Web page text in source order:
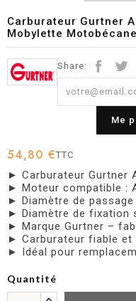
Carburateur Gurtner
Mobylette Motobécane
Share:
Me
54,80 €TTC
► Carburateur Gurtner
► Moteur compatible :
► Diamètre de
► Diamètre de fixation
► Marque Gurtner –
► Carburateur fiable et
► Idéal pour
Quantité